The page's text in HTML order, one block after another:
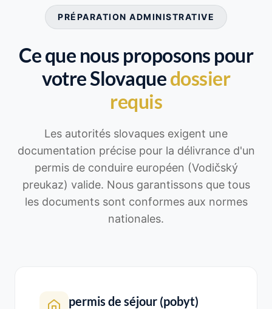
PRÉPARATION ADMINISTRATIVE
Ce que nous proposons pour
votre Slovaquedossier
requis
Les autorités slovaques exigent une
documentation précise pour la délivrance d'un
permis de conduire européen (Vodičský
preukaz) valide. Nous garantissons que tous
les documents sont conformes aux normes
nationales.
permis de séjour (pobyt)